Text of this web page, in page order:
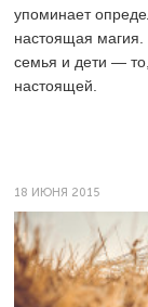
упоминает
настоящая магия.
семья и дети —
настоящей.
18 ИЮНЯ 2015